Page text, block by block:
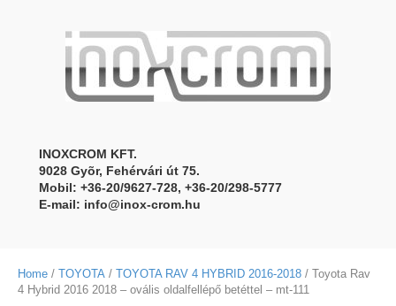
INOXCROM KFT.
9028 Gyõr, Fehérvári út 75.
Mobil: +36-20/9627-728, +36-20/298-5777
E-mail: info@inox-crom.hu
Home / TOYOTA / TOYOTA RAV 4 HYBRID 2016-2018 / Toyota Rav
4 Hybrid 2016 2018 – ovális oldalfellépő betéttel – mt-111